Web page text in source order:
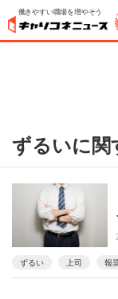
働きやすい職場を増やそう
ずるいに関
ずるい 上司 報